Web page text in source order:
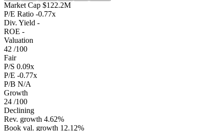
Market Cap $122.2M
P/E Ratio -0.77x
Div. Yield -
ROE -
Valuation
42 /100
Fair
P/S 0.09x
P/E -0.77x
P/B N/A
Growth
24 /100
Declining
Rev. growth 4.62%
Book val. growth 12.12%